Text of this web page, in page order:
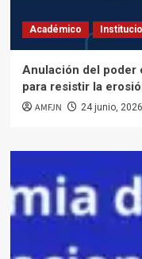
Académico
Anulación del poder
para resistir la
AMFJN 24 junio, 2026